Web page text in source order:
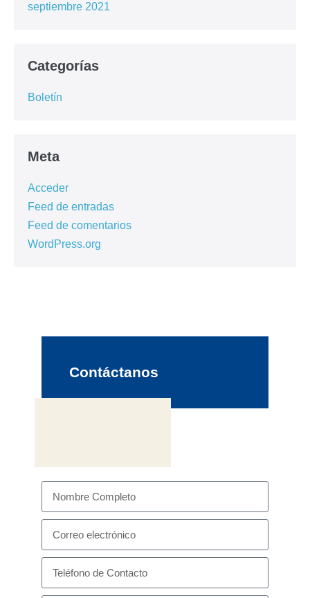
septiembre 2021
Categorías
Boletín
Meta
Acceder
Feed de entradas
Feed de comentarios
WordPress.org
Contáctanos